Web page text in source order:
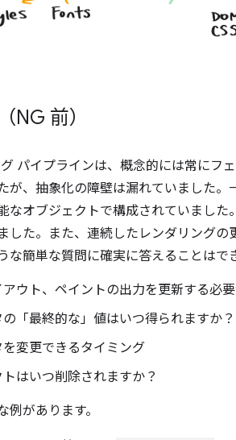
NG 前）
パイプラインは、概念的には常にフ
が、抽象化の障壁は漏れていました
なオブジェクトで構成されていました
した。また、連続したレンダリング
な簡単な質問に確実に答えることはで
ウト、ペイントの出力を更新する必
「最終的な」値はいつ得られますか？
を変更できるタイミング
はいつ削除されますか？
例があります。